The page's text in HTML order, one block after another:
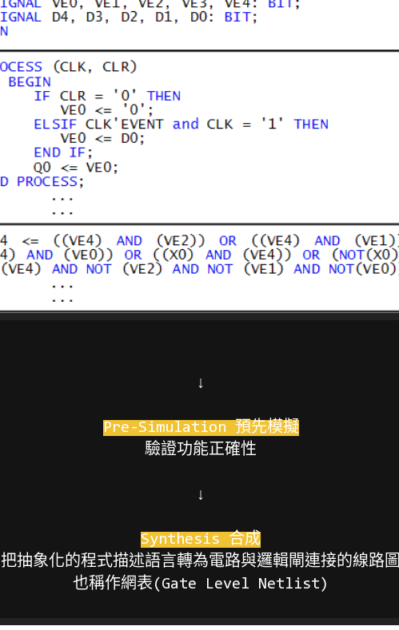
↓
Pre-Simulation 預先模擬
驗證功能正確性
↓
Synthesis 合成
把抽象化的程式描述語言轉為電路與邏輯閘連接的線路圖
也稱作網表(Gate Level Netlist)